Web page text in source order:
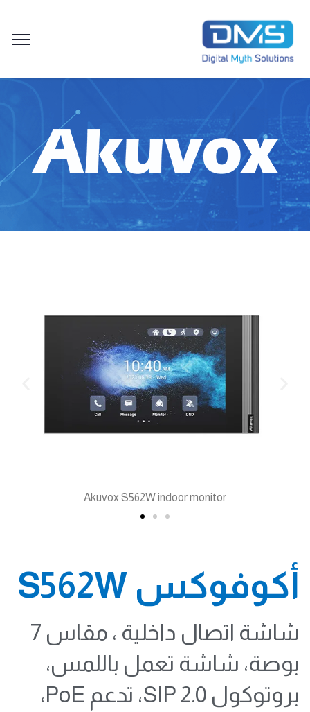
Akuvox S562W indoor monitor
أكوفوكس S562W
شاشة اتصال داخلية ، مقاس 7
بوصة، شاشة تعمل باللمس،
بروتوكول SIP 2.0، تدعم PoE،